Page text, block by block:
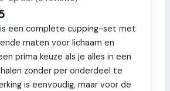
een complete cupping-set met
maten voor lichaam en
prima keuze als je alles in een
zonder per onderdeel te
is eenvoudig, maar voor de